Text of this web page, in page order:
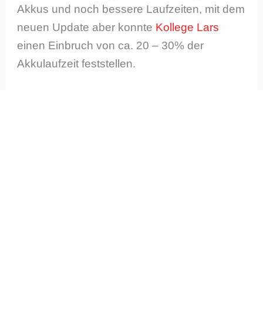
Akkus und noch bessere Laufzeiten, mit dem
neuen Update aber konnte Kollege Lars
einen Einbruch von ca. 20 – 30% der
Akkulaufzeit feststellen.